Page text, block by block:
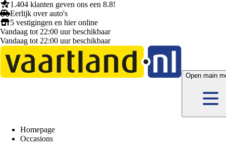
1.404 klanten geven ons een 8.8!
Eerlijk over auto's
5 vestigingen en hieronline
Vandaag tot 22:00 uur beschikbaar
Vandaag tot 22:00 uur beschikbaar
Open main
Homepage
Occasions